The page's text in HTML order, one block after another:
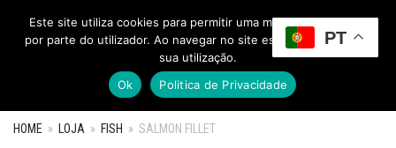
Toggle Menu
HOME » LOJA » FISH » SALMON FILLET
PT
Este site utiliza cookies para permitir uma melhor experiência
por parte do utilizador. Ao navegar no site estará a consentir a
sua utilização.
Ok
Politica de Privacidade